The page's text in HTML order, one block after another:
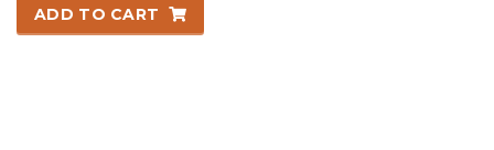
was:
505,00 lei.
is:
455,00 lei.
ADD TO CART